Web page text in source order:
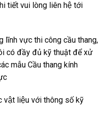
tiết vui lòng liên hệ tới
lĩnh vực thi công cầu thang,
có đầy đủ kỹ thuật để xử
mẫu Cầu thang kính
vật liệu với thông số kỹ